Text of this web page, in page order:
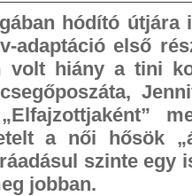
hódító útjára
adaptáció első
volt hiány a tini
a női hősök
szinte egy
jobban.